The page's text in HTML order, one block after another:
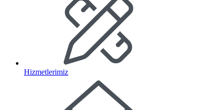
Hizmetlerimiz